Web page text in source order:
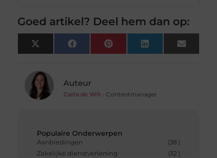
Populaire Onderwerpen
Aanbiedingen
(38 )
Zakelijke dienstverlening
(32 )
Goed artikel? Deel hem dan op:
X
(Twitter)
FacebookPinterest LinkedIn Email
Auteur
Carla de Wit- Contentmanager